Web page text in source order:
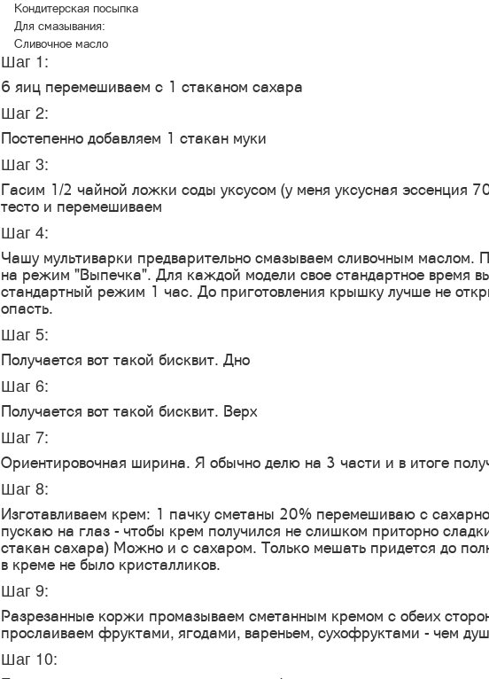
Кондитерская посыпка
Для смазывания:
Сливочное масло
Шаг 1:
6 яиц перемешиваем с 1 стаканом сахара
Шаг 2:
Постепенно добавляем 1 стакан муки
Шаг 3:
Гасим 1/2 чайной ложки соды уксусом (у меня уксусная эссенция
тесто и перемешиваем
Шаг 4:
Чашу мультиварки предварительно смазываем сливочным маслом.
на режим "Выпечка". Для каждой модели свое стандартное время
стандартный режим 1 час. До приготовления крышку лучше не
опасть.
Шаг 5:
Получается вот такой бисквит. Дно
Шаг 6:
Получается вот такой бисквит. Верх
Шаг 7:
Ориентировочная ширина. Я обычно делю на 3 части и в итоге
Шаг 8:
Изготавливаем крем: 1 пачку сметаны 20% перемешиваю с
пускаю на глаз - чтобы крем получился не слишком приторно
стакан сахара) Можно и с сахаром. Только мешать придется до
в креме не было кристалликов.
Шаг 9:
Разрезанные коржи промазываем сметанным кремом с обеих
прослаиваем фруктами, ягодами, вареньем, сухофруктами - чем
Шаг 10: